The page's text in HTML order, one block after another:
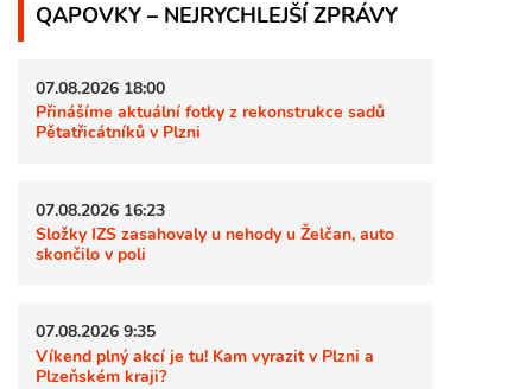
QAPOVKY – NEJRYCHLEJŠÍ ZPRÁVY
07.08.2026 18:00
Přinášíme aktuální fotky z rekonstrukce sadů
Pětatřicátníků v Plzni
07.08.2026 16:23
Složky IZS zasahovaly u nehody u Želčan, auto
skončilo v poli
07.08.2026 9:35
Víkend plný akcí je tu! Kam vyrazit v Plzni a
Plzeňském kraji?